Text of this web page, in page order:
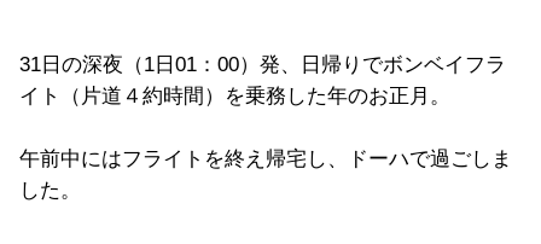
31日の深夜（1日01：00）発、日帰りでボンベイフラ
イト（片道４約時間）を乗務した年のお正月。
午前中にはフライトを終え帰宅し、ドーハで過ごしま
した。